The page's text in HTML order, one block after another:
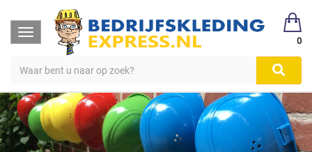
Toggle
navigation
0